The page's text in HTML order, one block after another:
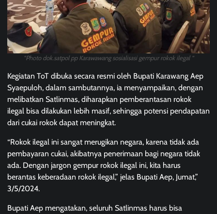
“Photo dok.satpol pp Karawawang sosialisasi gempur rokok ilegal “
Kegiatan ToT dibuka secara resmi oleh Bupati Karawang Aep
Syaepuloh, dalam sambutannya, ia menyampaikan, dengan
melibatkan Satlinmas, diharapkan pemberantasan rokok
ilegal bisa dilakukan lebih masif, sehingga potensi pendapatan
dari cukai rokok dapat meningkat.
“Rokok ilegal ini sangat merugikan negara, karena tidak ada
pembayaran cukai, akibatnya penerimaan bagi negara tidak
ada. Dengan jargon gempur rokok ilegal ini, kita harus
berantas keberadaan rokok ilegal,” jelas Bupati Aep, Jumat,”
3/5/2024.
Bupati Aep mengatakan, seluruh Satlinmas harus bisa